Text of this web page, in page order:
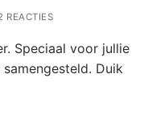
REACTIES
Speciaal voor jullie
Duik